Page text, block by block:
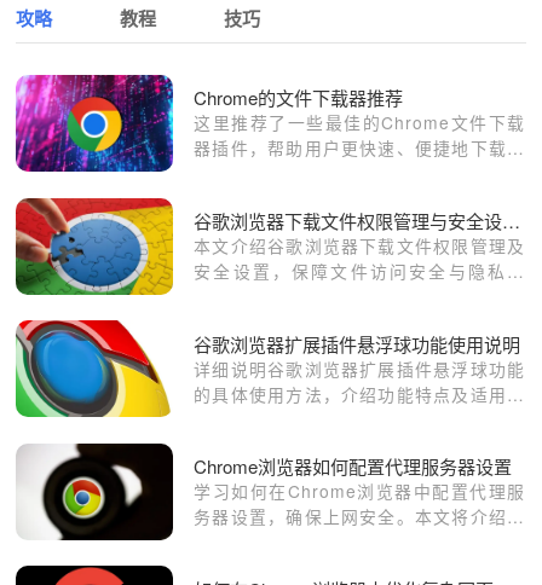
攻略 教程 技巧
Chrome的文件下载器推荐
这里推荐了一些最佳的Chrome文件下载
器插件，帮助用户更快速、便捷地下载文
谷歌浏览器下载文件权限管理与安全设置介绍
本文介绍谷歌浏览器下载文件权限管理及
安全设置，保障文件访问安全与隐私保
谷歌浏览器扩展插件悬浮球功能使用说明
详细说明谷歌浏览器扩展插件悬浮球功能
的具体使用方法，介绍功能特点及适用场
Chrome浏览器如何配置代理服务器设置
学习如何在Chrome浏览器中配置代理服
务器设置，确保上网安全。本文将介绍如